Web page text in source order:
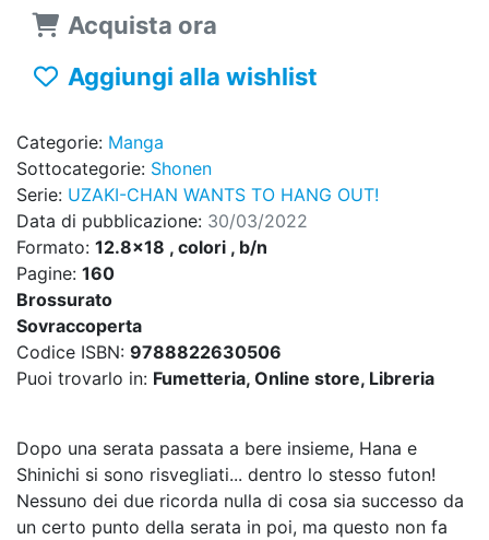
Acquista ora
Aggiungi alla wishlist
Categorie: Manga
Sottocategorie: Shonen
Serie: UZAKI-CHAN WANTS TO HANG OUT!
Data di pubblicazione: 30/03/2022
Formato: 12.8x18 , colori , b/n
Pagine: 160
Brossurato
Sovraccoperta
Codice ISBN: 9788822630506
Puoi trovarlo in: Fumetteria, Online store, Libreria
Dopo una serata passata a bere insieme, Hana e
Shinichi si sono risvegliati... dentro lo stesso futon!
Nessuno dei due ricorda nulla di cosa sia successo da
un certo punto della serata in poi, ma questo non fa